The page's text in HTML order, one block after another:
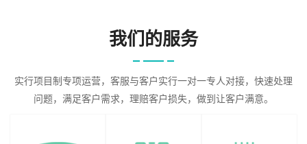
我们的服务
实行项目制专项运营，客服与客户实行一对一专人对接，快速处理
问题，满足客户需求，理赔客户损失，做到让客户满意。